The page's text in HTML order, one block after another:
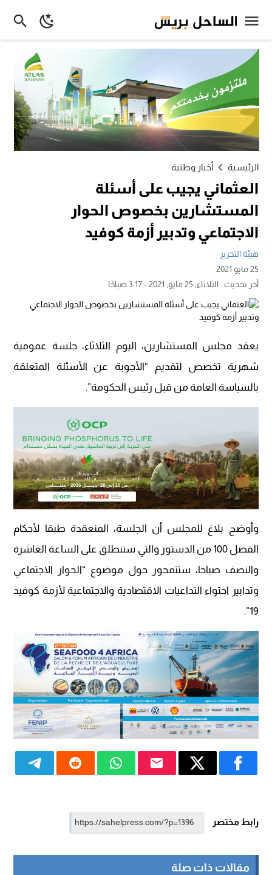
الرئيسية أخبار وطنية
العثماني يجيب على أسئلة
المستشارين بخصوص الحوار
الاجتماعي وتدبير أزمة كوفيد
هيئة التحرير
25 مايو 2021
آخر تحديث :الثلاثاء, 25 مايو, 2021 - 3:17 صباحًا
يعقد مجلس المستشارين، اليوم الثلاثاء، جلسة عمومية
شهرية تخصص لتقديم “الأجوبة عن الأسئلة المتعلقة
بالسياسة العامة من قبل رئيس الحكومة”.
وأوضح بلاغ للمجلس أن الجلسة، المنعقدة طبقا لأحكام
الفصل 100 من الدستور والتي ستنطلق على الساعة العاشرة
والنصف صباحا، ستتمحور حول موضوع “الحوار الاجتماعي
وتدابير احتواء التداعيات الاقتصادية والاجتماعية لأزمة كوفيد
19”.
رابط مختصر
مقالات ذات صلة